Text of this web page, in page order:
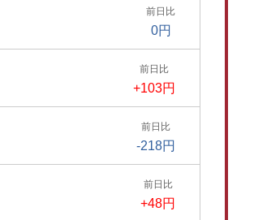
前日比
0円
前日比
+103円
前日比
-218円
前日比
+48円